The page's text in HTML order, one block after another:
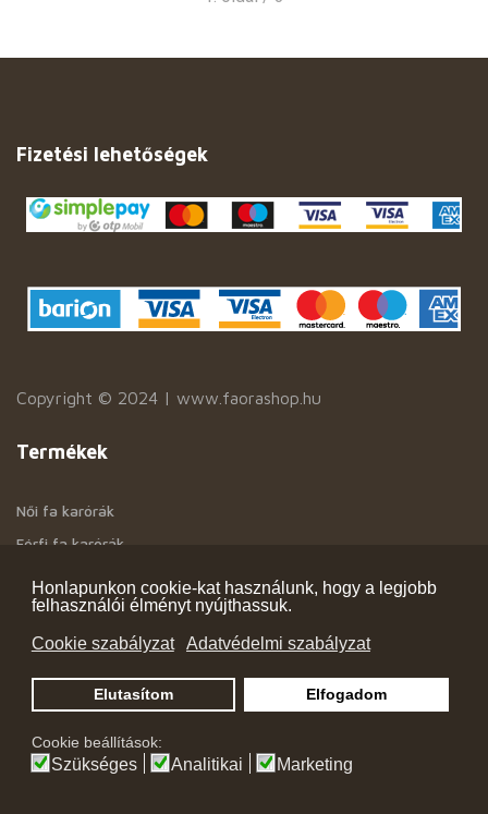
Honlapunkon cookie-kat használunk, hogy a legjobb
felhasználói élményt nyújthassuk.
Cookie szabályzat Adatvédelmi szabályzat
Elutasítom Elfogadom
Cookie beállítások:
Szükséges Analitikai Marketing
Fizetési lehetőségek
Copyright © 2024 | www.faorashop.hu
Termékek
Női fa karórák
Férfi fa karórák
Elérhetőségek
Tel: + 36 20 290 11 66
Web: www.faorashop.hu